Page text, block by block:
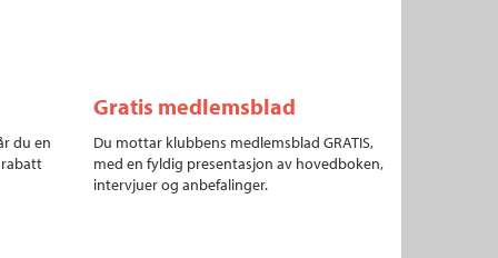
du en
Gratis medlemsblad
Du mottar klubbens medlemsblad GRATIS,
med en fyldig presentasjon av hovedboken,
intervjuer og anbefalinger.